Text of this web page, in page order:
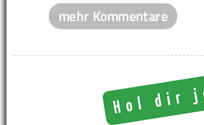
mehr Kommentare